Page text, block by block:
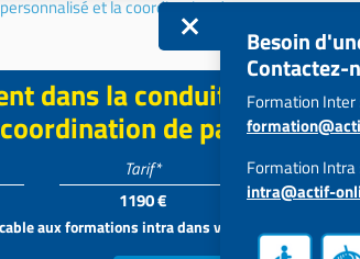
et la coordination de parcours
dans la conduite du projet
de parcours
Tarif*
1190 €
4 à
aux formations intra dans vos locaux
Besoin
Contactez-
Formation Inter
Formation Intra
intra@actif-